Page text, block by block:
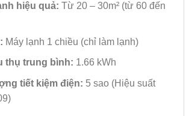
hiệu quả: Từ 20 – 30m² (từ 60 đến
Máy lạnh 1 chiều (chỉ làm lạnh)
thụ trung bình: 1.66 kWh
tiết kiệm điện: 5 sao (Hiệu suất